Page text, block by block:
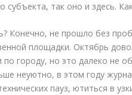
субъекта, так оно и здесь.
Конечно, не прошло без
площадки. Октябрь
по городу, но это далеко не
неуютно, в этом году
пауз, ютиться в